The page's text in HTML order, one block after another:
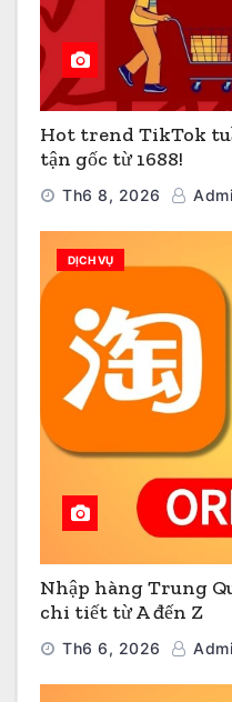
Hot trend TikTok
tận gốc từ 1688!
Th6 8, 2026
DỊCH VỤ
Nhập hàng Trung
chi tiết từ A đến Z
Th6 6, 2026